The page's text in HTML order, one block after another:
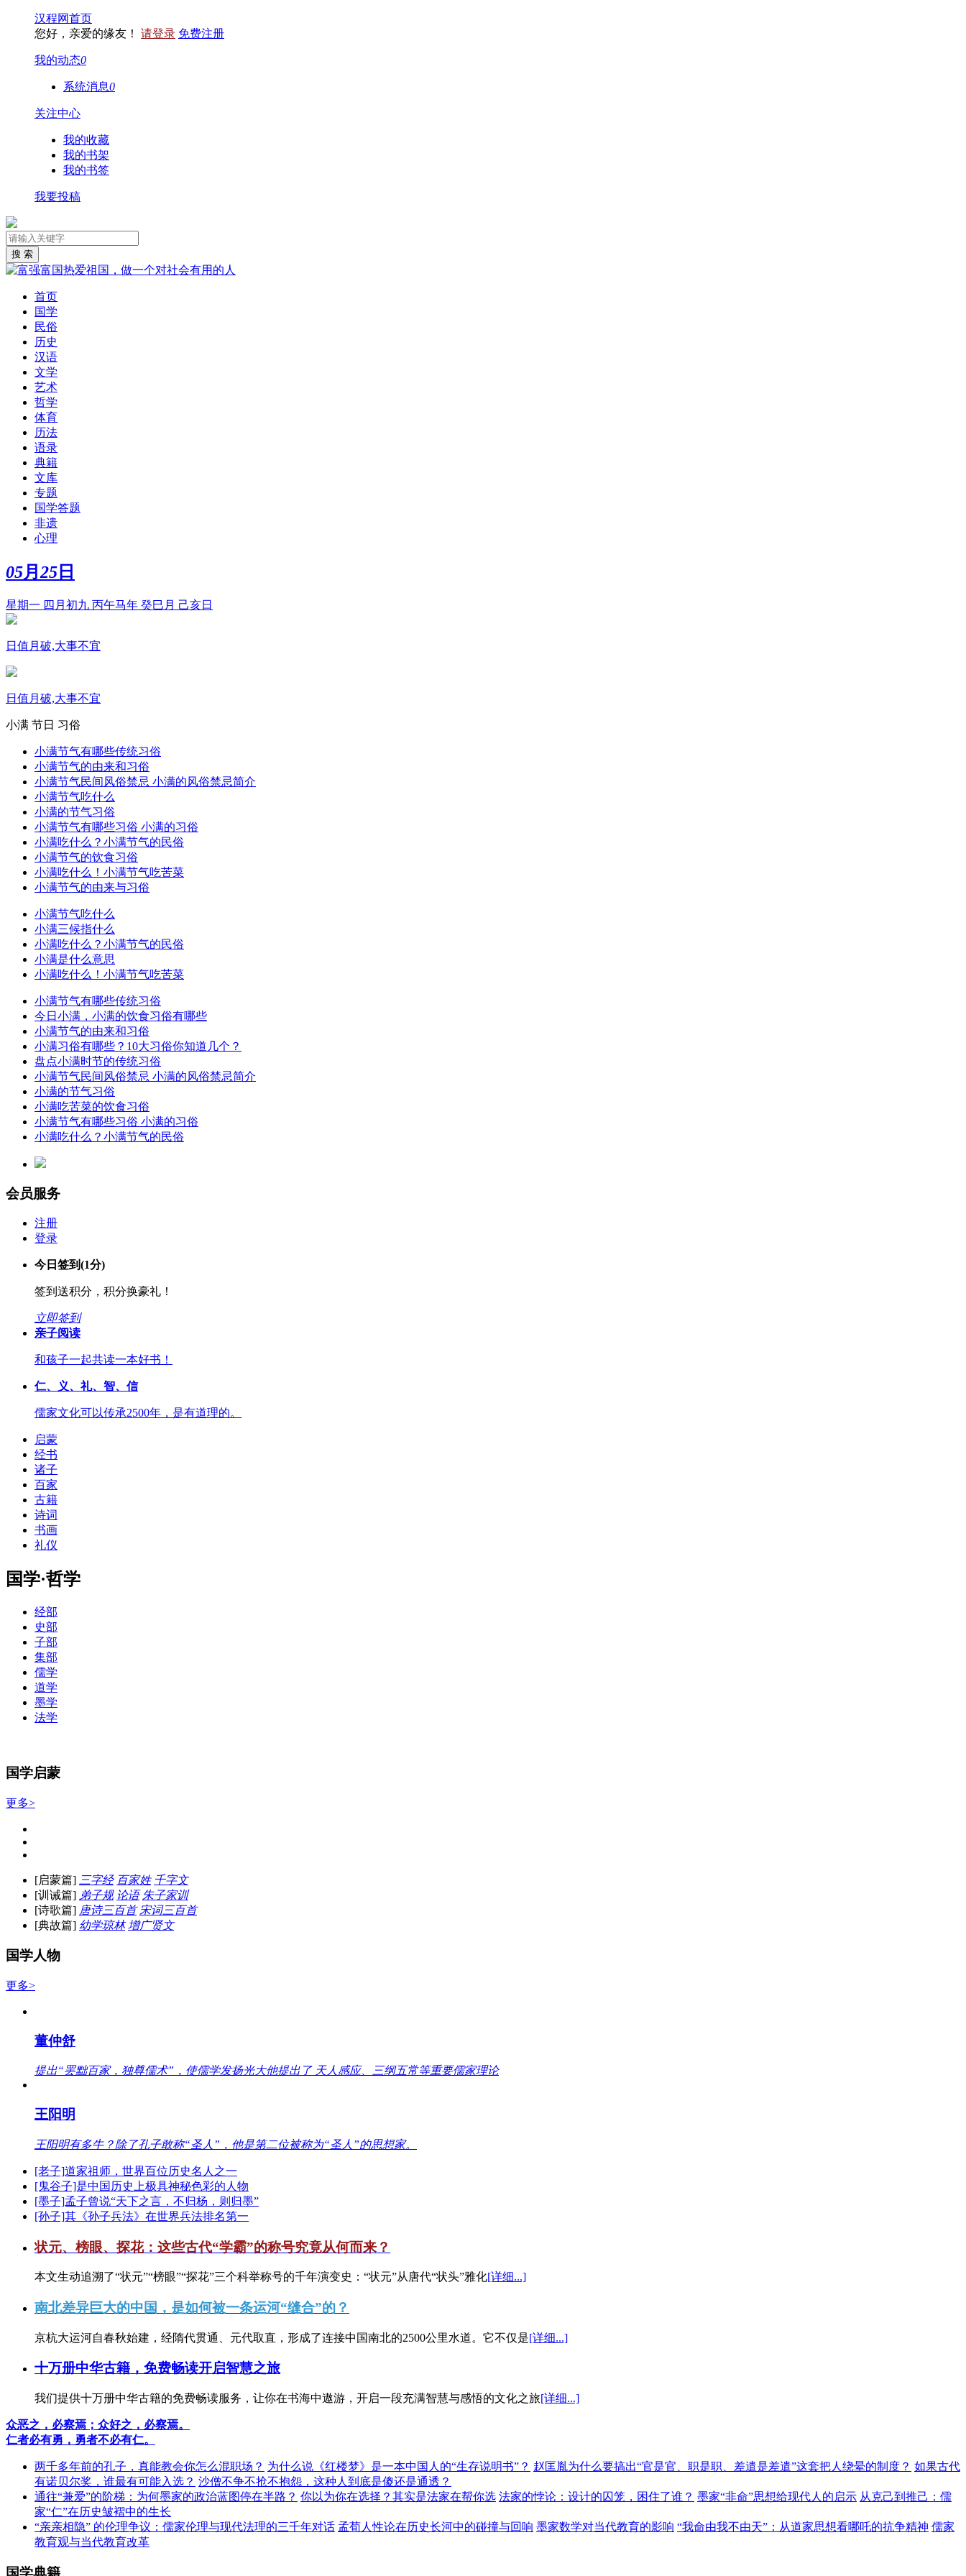
汉程网首页
您好，亲爱的缘友！ 请登录 免费注册
我的动态0
系统消息0
关注中心
我的收藏
我的书架
我的书签
我要投稿
首页
国学
民俗
历史
汉语
文学
艺术
哲学
体育
历法
语录
典籍
文库
专题
国学答题
非遗
心理
05月 25 日
星期一 四月初九 丙午马年 癸巳月 己亥日
日值月破,大事不宜
日值月破,大事不宜
小满 节日 习俗
小满节气有哪些传统习俗
小满节气的由来和习俗
小满节气民间风俗禁忌 小满的风俗禁忌简介
小满节气吃什么
小满的节气习俗
小满节气有哪些习俗 小满的习俗
小满吃什么？小满节气的民俗
小满节气的饮食习俗
小满吃什么！小满节气吃苦菜
小满节气的由来与习俗
小满节气吃什么
小满三候指什么
小满吃什么？小满节气的民俗
小满是什么意思
小满吃什么！小满节气吃苦菜
小满节气有哪些传统习俗
今日小满，小满的饮食习俗有哪些
小满节气的由来和习俗
小满习俗有哪些？10大习俗你知道几个？
盘点小满时节的传统习俗
小满节气民间风俗禁忌 小满的风俗禁忌简介
小满的节气习俗
小满吃苦菜的饮食习俗
小满节气有哪些习俗 小满的习俗
小满吃什么？小满节气的民俗
会员服务
注册
登录
今日签到(1分)
签到送积分，积分换豪礼！
立即签到
亲子阅读
和孩子一起共读一本好书！
仁、义、礼、智、信
儒家文化可以传承2500年，是有道理的。
启蒙
经书
诸子
百家
古籍
诗词
书画
礼仪
国学·哲学
经部
史部
子部
集部
儒学
道学
墨学
法学
国学启蒙
更多>
[启蒙篇] 三字经 百家姓 千字文
[训诫篇] 弟子规 论语 朱子家训
[诗歌篇] 唐诗三百首 宋词三百首
[典故篇] 幼学琼林 增广贤文
国学人物
更多>
董仲舒
提出“罢黜百家，独尊儒术”，使儒学发扬光大他提出了 天人感应、三纲五常等重要儒家理论
王阳明
王阳明有多牛？除了孔子敢称“圣人”，他是第二位被称为“圣人”的思想家。
[老子]道家祖师，世界百位历史名人之一
[鬼谷子]是中国历史上极具神秘色彩的人物
[墨子]孟子曾说“天下之言，不归杨，则归墨”
[孙子]其《孙子兵法》在世界兵法排名第一
状元、榜眼、探花：这些古代“学霸”的称号究竟从何而来？
本文生动追溯了“状元”“榜眼”“探花”三个科举称号的千年演变史：“状元”从唐代“状头”雅化[详细...]
南北差异巨大的中国，是如何被一条运河“缝合”的？
京杭大运河自春秋始建，经隋代贯通、元代取直，形成了连接中国南北的2500公里水道。它不仅是[详细...]
十万册中华古籍，免费畅读开启智慧之旅
我们提供十万册中华古籍的免费畅读服务，让你在书海中遨游，开启一段充满智慧与感悟的文化之旅[详细...]
众恶之，必察焉；众好之，必察焉。
仁者必有勇，勇者不必有仁。
两千多年前的孔子，真能教会你怎么混职场？ 为什么说《红楼梦》是一本中国人的“生存说明书”？ 赵匡胤为什么要搞出“官是官、职是职、差遣是差遣”这套把人绕晕的制度？ 如果古代
有诺贝尔奖，谁最有可能入选？ 沙僧不争不抢不抱怨，这种人到底是傻还是通透？
通往“兼爱”的阶梯：为何墨家的政治蓝图停在半路？ 你以为你在选择？其实是法家在帮你选 法家的悖论：设计的囚笼，困住了谁？ 墨家“非命”思想给现代人的启示 从克己到推己：儒
家“仁”在历史皱褶中的生长
“亲亲相隐” 的伦理争议：儒家伦理与现代法理的三千年对话 孟荀人性论在历史长河中的碰撞与回响 墨家数学对当代教育的影响 “我命由我不由天”：从道家思想看哪吒的抗争精神 儒家
教育观与当代教育改革
国学典籍